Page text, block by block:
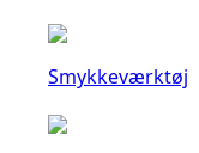
Smykkeværktøj